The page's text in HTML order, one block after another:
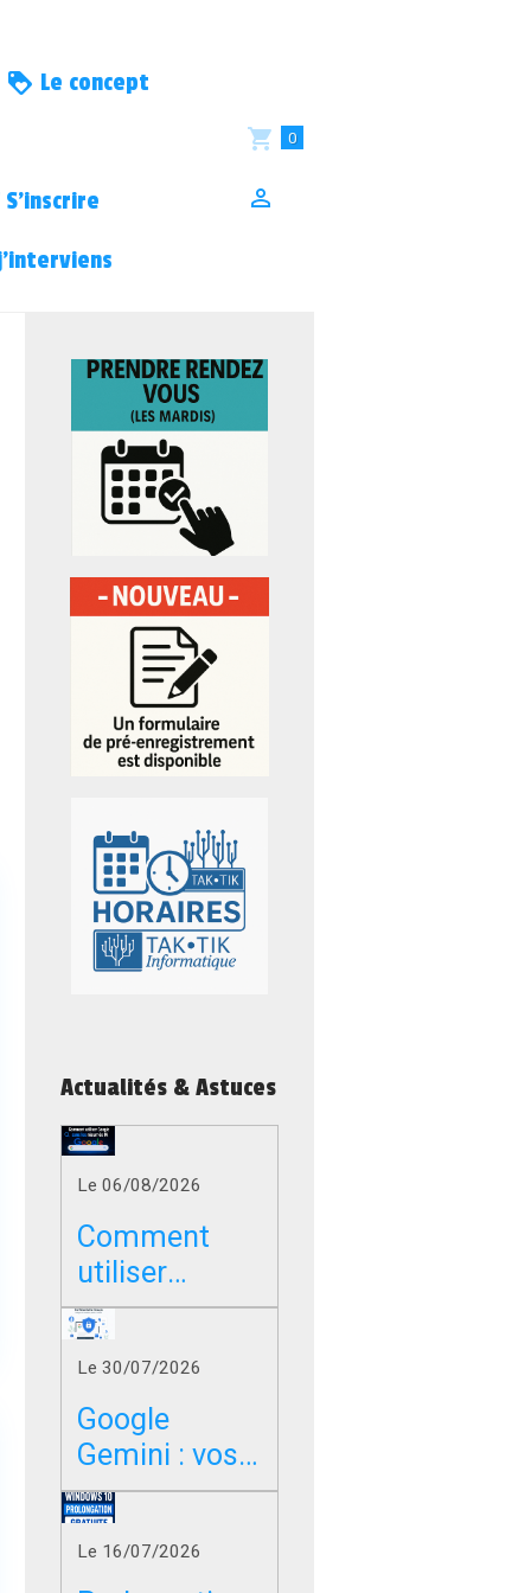
Le concept
0
Actualités & Astuces
Le 06/08/2026
Comment
utiliser
Google sans
les résumés
IA dans
Chrome, Edge
et Firefox ?
Le 30/07/2026
Google
Gemini : vos
photos,
vidéos et
messages
Le 16/07/2026